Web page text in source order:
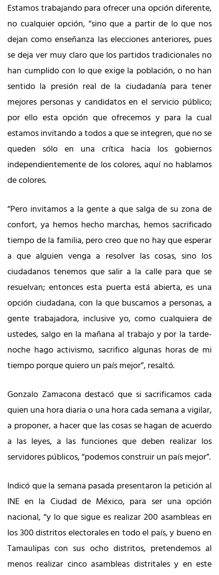
Estamos trabajando para ofrecer una opción diferente,
no cualquier opción, “sino que a partir de lo que nos
dejan como enseñanza las elecciones anteriores, pues
se deja ver muy claro que los partidos tradicionales no
han cumplido con lo que exige la población, o no han
sentido la presión real de la ciudadanía para tener
mejores personas y candidatos en el servicio público;
por ello esta opción que ofrecemos y para la cual
estamos invitando a todos a que se integren, que no se
queden sólo en una crítica hacia los gobiernos
independientemente de los colores, aquí no hablamos
de colores.
“Pero invitamos a la gente a que salga de su zona de
confort, ya hemos hecho marchas, hemos sacrificado
tiempo de la familia, pero creo que no hay que esperar
a que alguien venga a resolver las cosas, sino los
ciudadanos tenemos que salir a la calle para que se
resuelvan; entonces esta puerta está abierta, es una
opción ciudadana, con la que buscamos a personas, a
gente trabajadora, inclusive yo, como cualquiera de
ustedes, salgo en la mañana al trabajo y por la tarde-
noche hago activismo, sacrifico algunas horas de mi
tiempo porque quiero un país mejor”, resaltó.
Gonzalo Zamacona destacó que si sacrificamos cada
quien una hora diaria o una hora cada semana a vigilar,
a proponer, a hacer que las cosas se hagan de acuerdo
a las leyes, a las funciones que deben realizar los
servidores públicos, “podemos construir un país mejor”.
Indicó que la semana pasada presentaron la petición al
INE en la Ciudad de México, para ser una opción
nacional, “y lo que sigue es realizar 200 asambleas en
los 300 distritos electorales en todo el país, y bueno en
Tamaulipas con sus ocho distritos, pretendemos al
menos realizar cinco asambleas distritales y en este